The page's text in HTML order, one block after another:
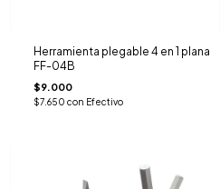
Herramienta plegable 4 en 1 plana
FF-04B
$9.000
$7.650 con Efectivo